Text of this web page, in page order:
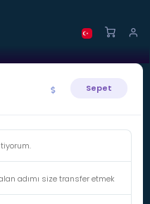
Sepet
adımı size transfer etmek